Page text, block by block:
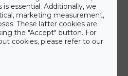
essential. Additionally, we
marketing measurement,
These latter cookies are
the "Accept" button. For
cookies, please refer to our